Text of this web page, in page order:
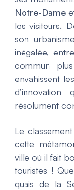
Notre-Dame
les visiteurs.
son
inégalée,
commun
envahissent
résolument
Le
cette
ville où il fait
touristes !
quais de la